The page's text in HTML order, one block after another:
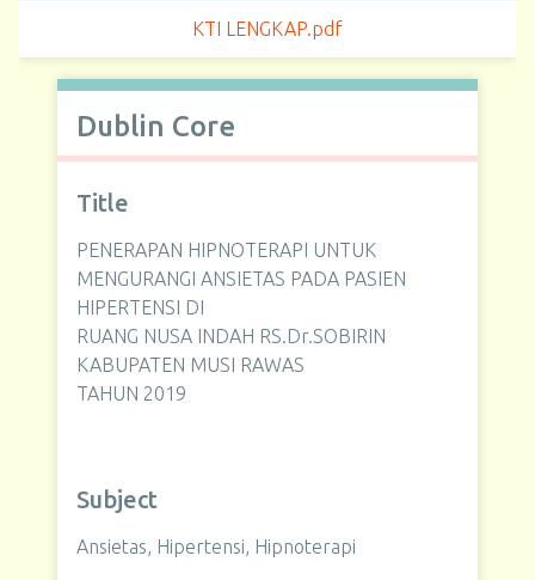
KTI LENGKAP.pdf
Dublin Core
Title
PENERAPAN HIPNOTERAPI UNTUK
MENGURANGI ANSIETAS PADA PASIEN
HIPERTENSI DI
RUANG NUSA INDAH RS.Dr.SOBIRIN
KABUPATEN MUSI RAWAS
TAHUN 2019
Subject
Ansietas, Hipertensi, Hipnoterapi